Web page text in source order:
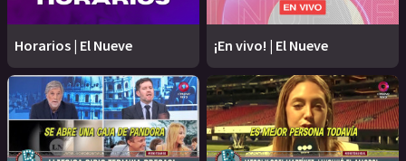
Horarios | El Nueve ¡En vivo! | El Nueve